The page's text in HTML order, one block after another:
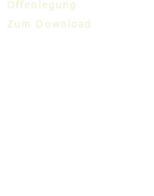
Offenlegung
Zum Download